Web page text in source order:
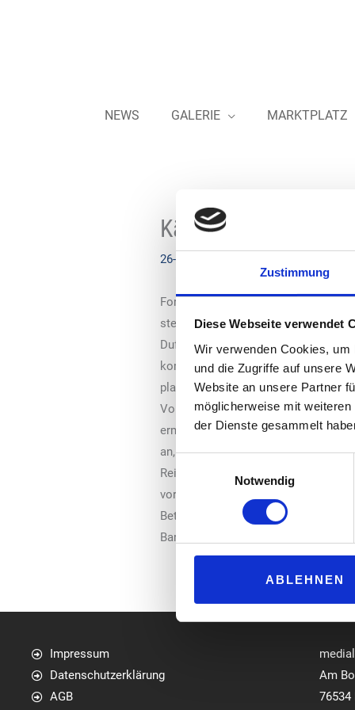
Zustimmung
Diese Webseite verwendet
Wir verwenden Cookies,
und die Zugriffe auf unsere
Website an unsere Partner
möglicherweise mit
der Dienste gesammelt
Notwendig
ABLEHNEN
NEWS GALERIE MARKTPLATZ
Kärcher –
26-05-2021
Forecourtgeräte bieten Kunden von
stellen sie für viele Betreiber ein
Duftsprühgeräten nun auch ein
kombiniertes Gerät aus
platzsparend unterzubringen,
Vorschriften und können so
ermöglicht die exakte Überprüfung
an, der komfortabel über die Plus-
Reifendrucks mit der Ausgabe von
vorgehalten werden und die
Betreiber individuell vorgegeben
Bargeld oder Wertmarken betrieben
Impressum
Datenschutzerklärung
AGB
Am
76534